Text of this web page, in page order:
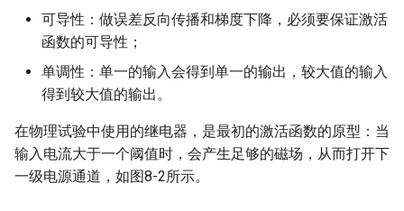
12.2 梯度检查
12.3 学习率与批大小
15.6 批量归一化的实现
16.1 偏差与方差
16.2 L2正则
16.3 L1正则
20.4 序列到序列
14.快速构建中文文本蕴含深
15.基于深度学习的代码搜索
案例
16.基于LightGBM的时间序列
预测
可导性：做误差反向传播和梯度下降，必须要保证激活
函数的可导性；
单调性：单一的输入会得到单一的输出，较大值的输入
得到较大值的输出。
在物理试验中使用的继电器，是最初的激活函数的原型：当
输入电流大于一个阈值时，会产生足够的磁场，从而打开下
一级电源通道，如图8-2所示。